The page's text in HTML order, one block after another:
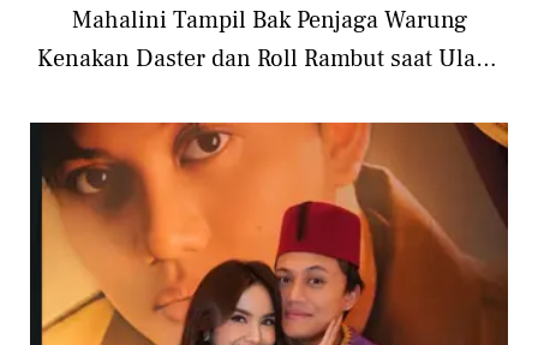
Mahalini Tampil Bak Penjaga Warung
Kenakan Daster dan Roll Rambut saat Ulang